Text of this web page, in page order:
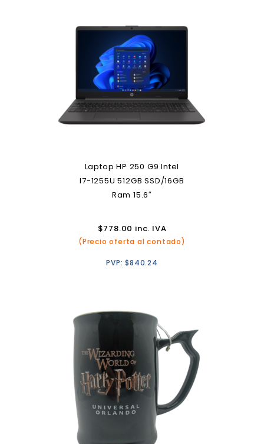
Laptop HP 250 G9 Intel
I7-1255U 512GB SSD/16GB
Ram 15.6″
$778.00 inc. IVA
(Precio oferta al contado)
PVP:$840.24